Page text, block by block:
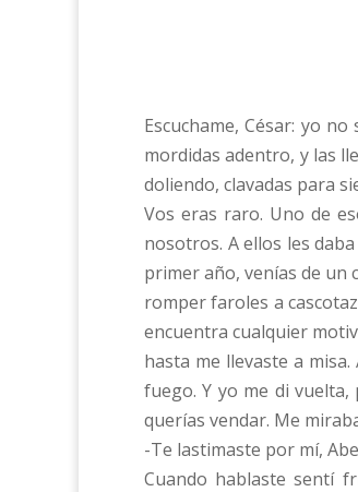
Escuchame, César: yo
mordidas adentro, y las
doliendo, clavadas para
Vos eras raro. Uno de
nosotros. A ellos les
primer año, venías de un
romper faroles a
encuentra cualquier
hasta me llevaste a
fuego. Y yo me di
querías vendar. Me
-Te lastimaste por mí,
Cuando hablaste sentí